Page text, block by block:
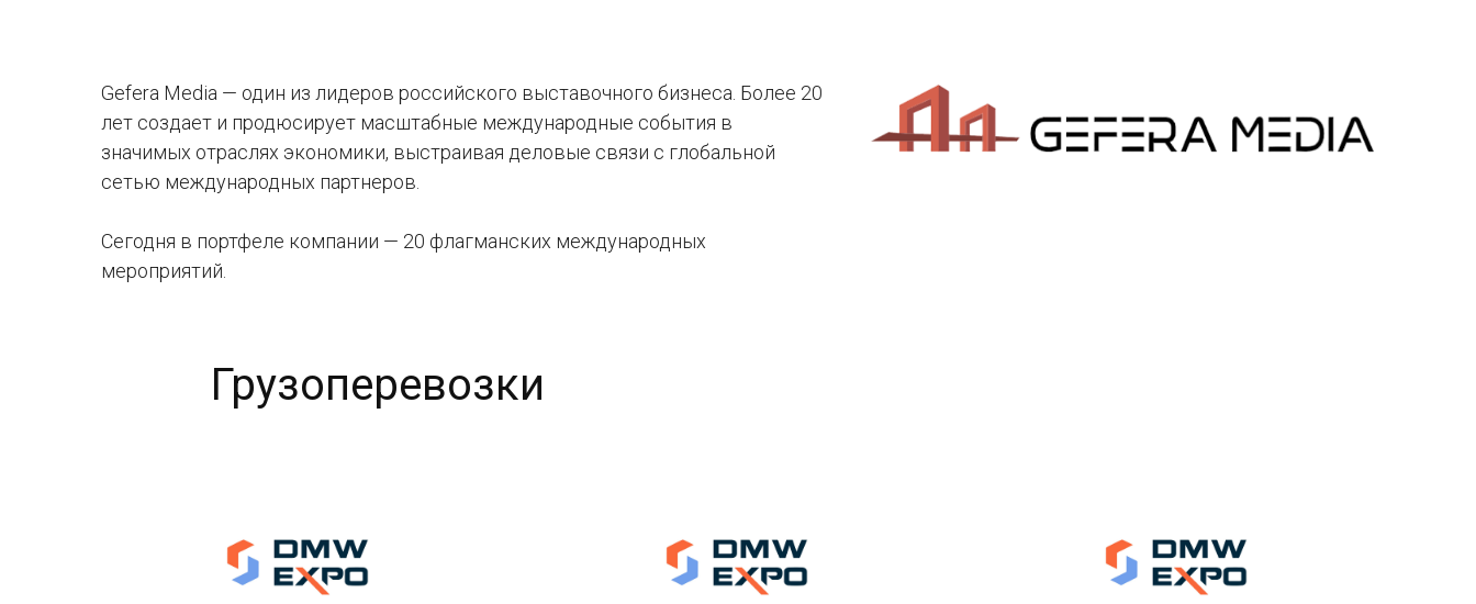
Gefera Media — один из лидеров российского выставочного бизнеса. Более 20
лет создает и продюсирует масштабные международные события в
значимых отраслях экономики, выстраивая деловые связи с глобальной
сетью международных партнеров.
Сегодня в портфеле компании — 20 флагманских международных
мероприятий.
Грузоперевозки